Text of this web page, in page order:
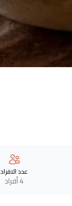
عدد الافراد
4 أفراد